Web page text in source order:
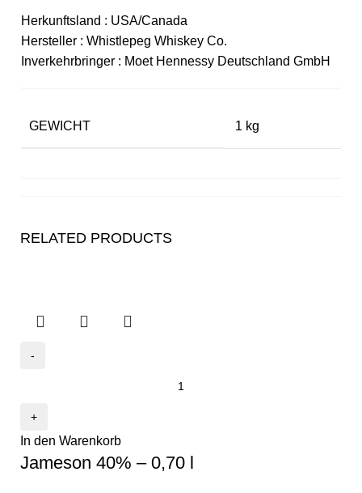
Herkunftsland : USA/Canada
Hersteller : Whistlepeg Whiskey Co.
Inverkehrbringer : Moet Hennessy Deutschland GmbH
GEWICHT 1 kg
RELATED PRODUCTS
In den Warenkorb
Jameson 40% – 0,70 l